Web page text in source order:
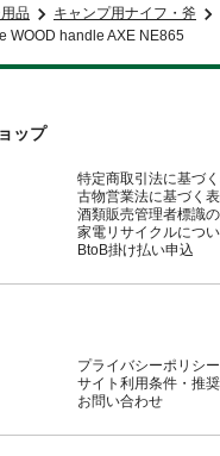
品
キャンプ用ナイフ・斧
WOOD handle AXE NE865
ップ
特定商取引法に基づ
古物営業法に基づく
酒類販売管理者標識
家電リサイクルにつ
BtoB掛け払い申込
プライバシーポリシー
サイト利用条件・推
お問い合わせ